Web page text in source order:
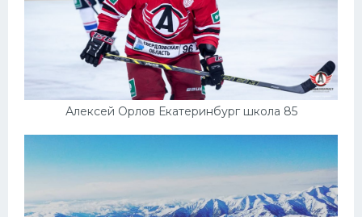
Алексей Орлов Екатеринбург школа 85